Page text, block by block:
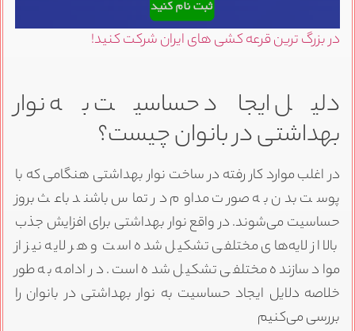
در بزرگ ترین قرعه کشی های ایران شرکت کنید!
دلیل ایجاد حساسیت به نوار
بهداشتی در بانوان چیست؟
در اغلب موارد کار رفته در ساخت نوار بهداشتی هنگامی که با
پوست بدن به صورت مداوم در تماس باشند باعث بروز
حساسیت می‌شوند. در واقع نوار بهداشتی برای افزایش جذب
بالا از لایه‌های مختلفی تشکیل شده است و هر لایه نیز از
مواد سازنده مختلفی تشکیل شده است. در ادامه به طور
خلاصه دلایل ایجاد حساسیت به نوار بهداشتی در بانوان را
بررسی می‌کنیم